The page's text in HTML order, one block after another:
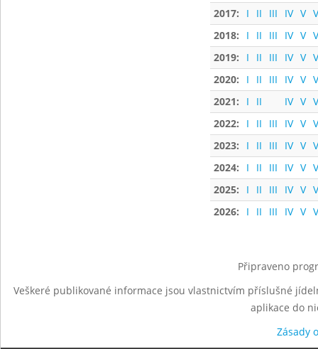
2017:
I II III IV V
2018:
I II III IV V
2019:
I II III IV V
2020:
I II III IV V
2021:
I II IV V
2022:
I II III IV V
2023:
I II III IV V
2024:
I II III IV V
2025:
I II III IV V
2026:
I II III IV V
Připraveno
Veškeré publikované informace jsou vlastnictvím příslušné
aplikace do
Zásady